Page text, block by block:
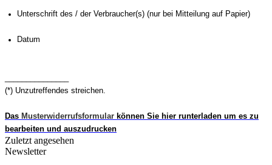
Unterschrift des / der Verbraucher(s) (nur bei Mitteilung auf Papier)
Datum
(*) Unzutreffendes streichen.
Das Musterwiderrufsformular können Sie hier runterladen um es zu
bearbeiten und auszudrucken
Zuletzt angesehen
Newsletter